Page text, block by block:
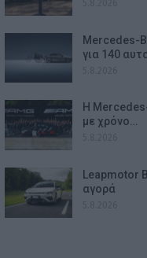
Mercedes-
για 140
Η
με χρόνο…
Leapmotor
αγορά